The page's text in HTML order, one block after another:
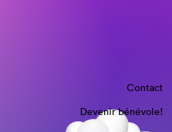
Contact
Devenir bénévole!